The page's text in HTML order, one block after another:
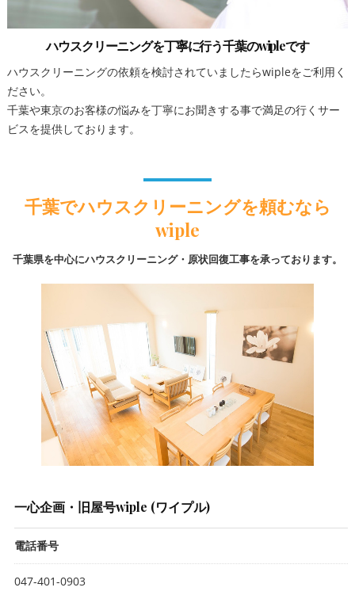
ハウスクリーニングを丁寧に行う千葉のwipleです
ハウスクリーニングの依頼を検討されていましたらwipleをご利用く
ださい。
千葉や東京のお客様の悩みを丁寧にお聞きする事で満足の行くサー
ビスを提供しております。
千葉でハウスクリーニングを頼むなら
wiple
千葉県を中心にハウスクリーニング・原状回復工事を承っております。
一心企画・旧屋号wiple (ワイプル)
電話番号
047-401-0903